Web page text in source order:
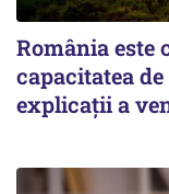
România este
capacitatea
explicații a